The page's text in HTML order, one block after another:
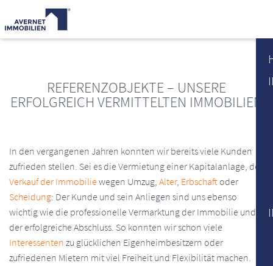
REFERENZOBJEKTE – UNSERE
ERFOLGREICH VERMITTELTEN IMMOBILIEN
In den vergangenen Jahren konnten wir bereits viele Kunden
zufrieden stellen. Sei es die Vermietung einer Kapitalanlage, der
Verkauf der Immobiliewegen Umzug, Alter, Erbschaftoder
Scheidung: Der Kunde und sein Anliegen sind uns ebenso
wichtig wie die professionelle Vermarktung der Immobilie und
der erfolgreiche Abschluss. So konnten wir schon viele
Interessenten zu glücklichen Eigenheimbesitzern oder
zufriedenen Mietern mit viel Freiheit und Flexibilität machen.